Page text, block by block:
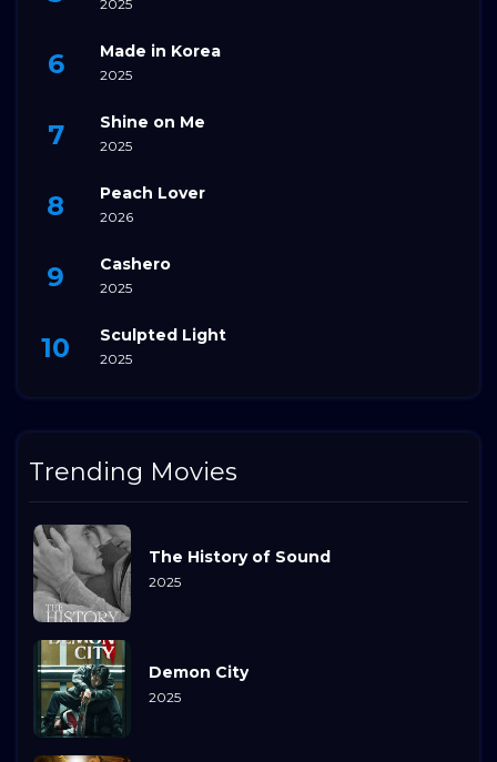
2025
Made in Korea
2025
Shine on Me
2025
Peach Lover
2026
Cashero
2025
Sculpted Light
2025
Trending Movies
The History of Sound
2025
Demon City
2025